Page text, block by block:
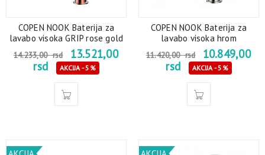
COPEN NOOK Baterija za
lavabo visoka GRIP rose gold
14.233,00rsd
13.521,00
rsd
AKCIJA - 5%
COPEN NOOK Baterija za
lavabo visoka hrom
11.420,00rsd
10.849,00
rsd
AKCIJA - 5%